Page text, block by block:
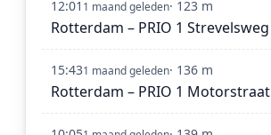
12:01 1 maand geleden· 123 m
Rotterdam – PRIO 1 Strevelsweg
15:431 maand geleden· 136 m
Rotterdam – PRIO 1 Motorstraat